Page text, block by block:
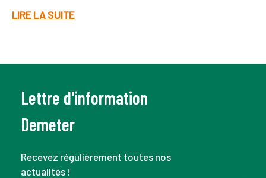
LIRE LA SUITE
Lettre d'information
Demeter
Recevez régulièrement toutes nos
actualités !